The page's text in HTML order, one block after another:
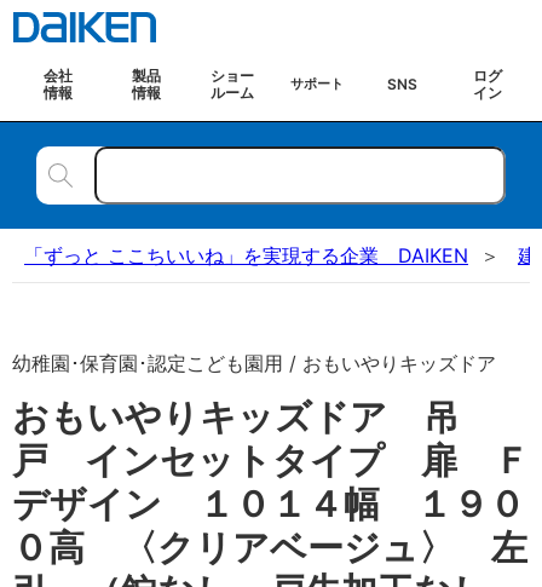
会社
情報
製品
情報
ショー
ルーム
サポート SNS
ログ
イン
「ずっと ここちいいね」を実現する企業 DAIKEN 建
幼稚園･保育園･認定こども園用 / おもいやりキッズドア
おもいやりキッズドア 吊
戸 インセットタイプ 扉 Ｆ
デザイン １０１４幅 １９０
０高 〈クリアベージュ〉 左